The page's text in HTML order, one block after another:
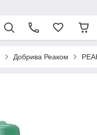
Добрива Реаком